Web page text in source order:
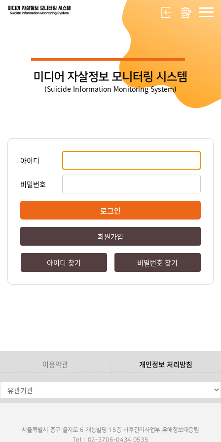
미디어 자살정보 모니터링 시스템
(Suicide Information Monitoring System)
아이디
비밀번호
로그인
회원가입
아이디 찾기 비밀번호 찾기
이용약관 개인정보 처리방침
서울특별시 중구 을지로 6 재능빌딩 15층 사후관리사업부 유해정보대응팀
Tel : 02-3706-0434,0535